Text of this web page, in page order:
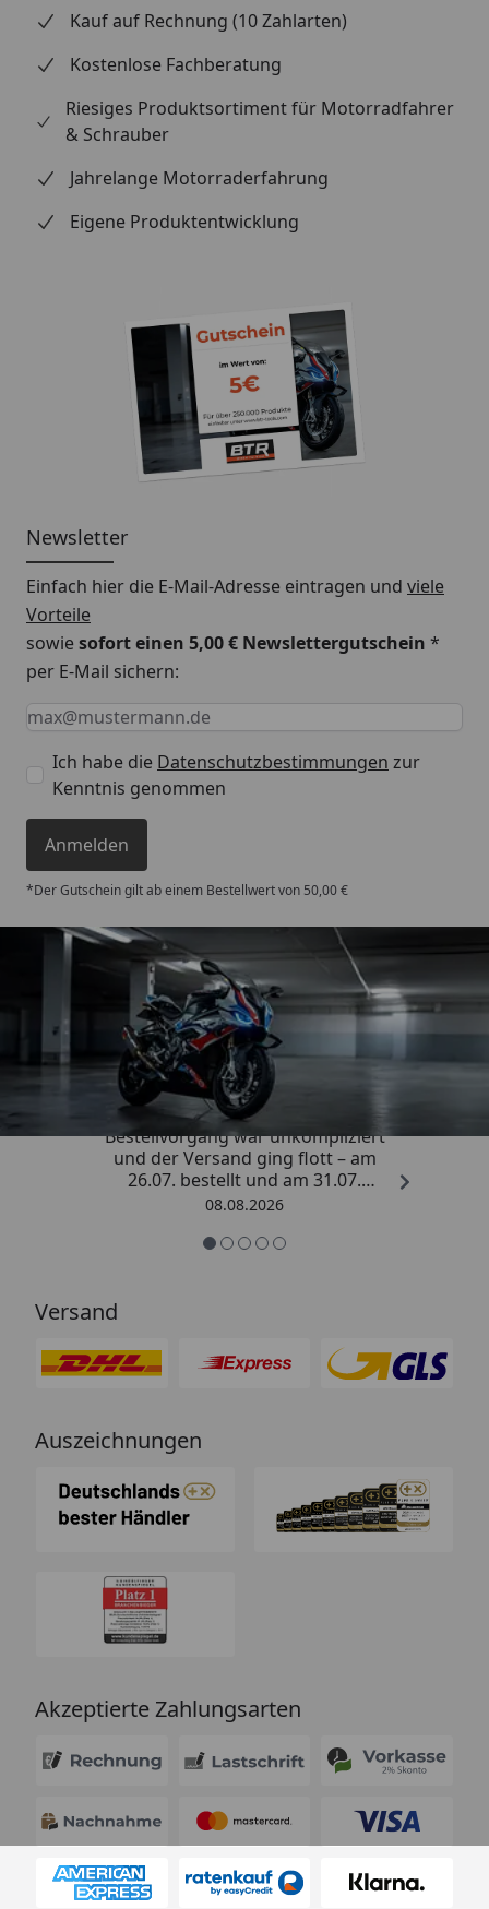
Kauf auf Rechnung (10 Zahlarten)
Kostenlose Fachberatung
Riesiges Produktsortiment für Motorradfahrer
& Schrauber
Jahrelange Motorraderfahrung
Eigene Produktentwicklung
Newsletter
Einfach hier die E-Mail-Adresse eintragen und viele
Vorteile
sowiesofort einen 5,00 € Newslettergutschein *
per E-Mail sichern:
Keine Eingabe erforderlich
Eingabe erforderlich
E-Mail *
Ich habe die Datenschutzbestimmungen zur
Kenntnis genommen
Anmelden
*Der Gutschein gilt ab einem Bestellwert von 50,00 €
Trusted Shops
4,85/ 5
„Sehr zufriedener Kauf! Der
Bestellvorgang war unkompliziert
und der Versand ging flott – am
26.07. bestellt und am 31.07.
geliefert. Die Abdeckplane
Beschreibung und schützt
08.08.2026
Versand
Auszeichnungen
Akzeptierte Zahlungsarten